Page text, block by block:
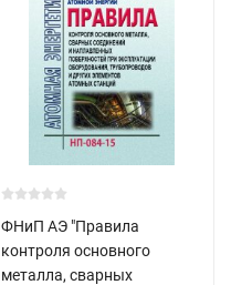
ФНиП АЭ "Правила
контроля основного
металла, сварных